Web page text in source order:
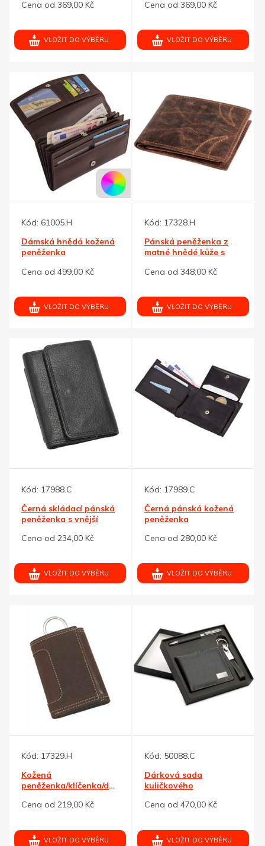
Cena od 369,00 Kč
VLOŽIT DO VÝBĚRU
Cena od 369,00 Kč
VLOŽIT DO VÝBĚRU
Kód: 61005.H
Dámská hnědá kožená
peněženka
Cena od 499,00 Kč
VLOŽIT DO VÝBĚRU
Kód: 17328.H
Pánská peněženka z
matné hnědé kůže s
Cena od 348,00 Kč
VLOŽIT DO VÝBĚRU
Kód: 17988.C
Černá skládací pánská
peněženka s vnější
Cena od 234,00 Kč
VLOŽIT DO VÝBĚRU
Kód: 17989.C
Černá pánská kožená
peněženka
Cena od 280,00 Kč
VLOŽIT DO VÝBĚRU
Kód: 17329.H
Kožená
peněženka/klíčenka/dokladovka
Cena od 219,00 Kč
VLOŽIT DO VÝBĚRU
Kód: 50088.C
Dárková sada
kuličkového
peněženky
Cena od 470,00 Kč
VLOŽIT DO VÝBĚRU